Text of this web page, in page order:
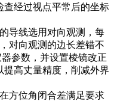
查经过视点平常后的坐标
线选用对向观测，每
对向观测的边长差错不
参数，并设置棱镜改正
高丈量精度，削减外界
位角闭合差满足要求